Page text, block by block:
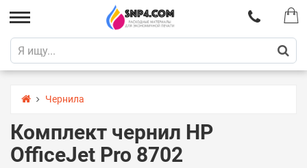
Чернила
Комплект чернил HP
OfficeJet Pro 8702